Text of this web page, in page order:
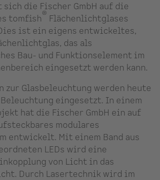
sich die Fischer GmbH auf die
tomfish® Flächenlichtglases
ist ein eigens entwickeltes,
das als
Bau- und Funktionselement im
eingesetzt werden kann.
zur Glasbeleuchtung werden heute
eingesetzt. In einem
hat die Fischer GmbH ein auf
modulares
entwickelt. Mit einem Band aus
LEDs wird eine
von Licht in das
Durch Lasertechnik wird im